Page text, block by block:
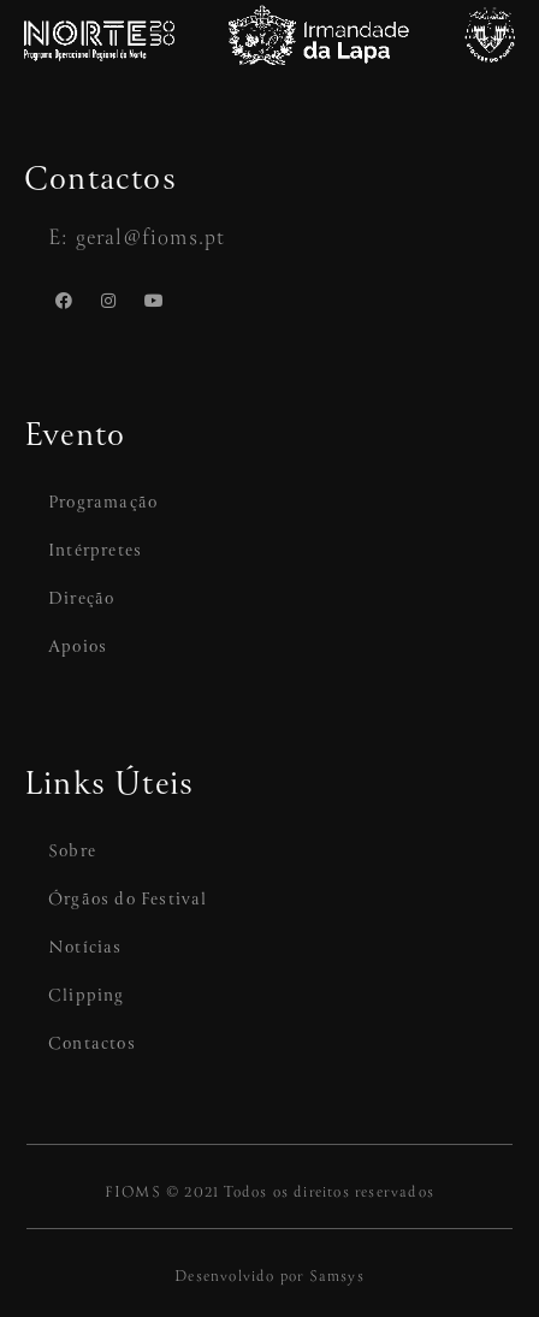
Contactos
E: geral@fioms.pt
Evento
Programação
Intérpretes
Direção
Apoios
Links Úteis
Sobre
Órgãos do Festival
Notícias
Clipping
Contactos
FIOMS © 2021 Todos os direitos reservados
Desenvolvido por Samsys